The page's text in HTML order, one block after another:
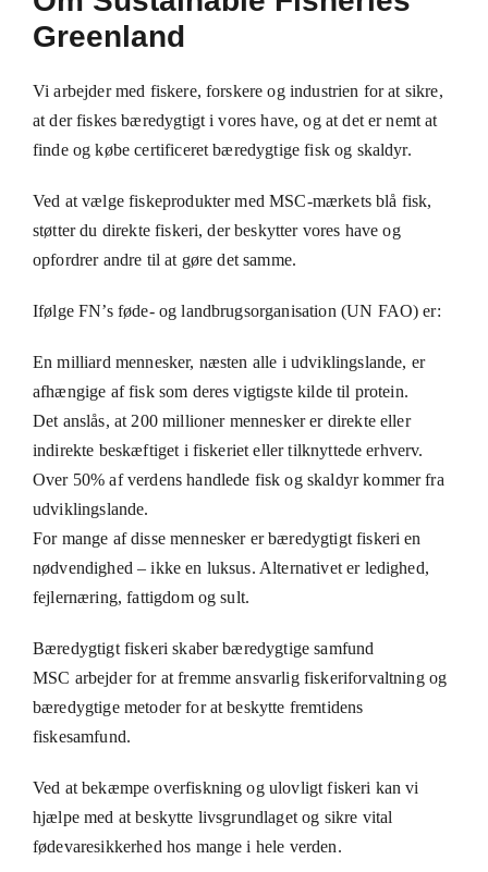
Greenland
Vi arbejder med fiskere, forskere og industrien for at sikre,
at der fiskes bæredygtigt i vores have, og at det er nemt at
finde og købe certificeret bæredygtige fisk og skaldyr.
Ved at vælge fiskeprodukter med MSC-mærkets blå fisk,
støtter du direkte fiskeri, der beskytter vores have og
opfordrer andre til at gøre det samme.
Ifølge FN’s føde- og landbrugsorganisation (UN FAO) er:
En milliard mennesker, næsten alle i udviklingslande, er
afhængige af fisk som deres vigtigste kilde til protein.
Det anslås, at 200 millioner mennesker er direkte eller
indirekte beskæftiget i fiskeriet eller tilknyttede erhverv.
Over 50% af verdens handlede fisk og skaldyr kommer fra
udviklingslande.
For mange af disse mennesker er bæredygtigt fiskeri en
nødvendighed – ikke en luksus. Alternativet er ledighed,
fejlernæring, fattigdom og sult.
Bæredygtigt fiskeri skaber bæredygtige samfund
MSC arbejder for at fremme ansvarlig fiskeriforvaltning og
bæredygtige metoder for at beskytte fremtidens
fiskesamfund.
Ved at bekæmpe overfiskning og ulovligt fiskeri kan vi
hjælpe med at beskytte livsgrundlaget og sikre vital
fødevaresikkerhed hos mange i hele verden.